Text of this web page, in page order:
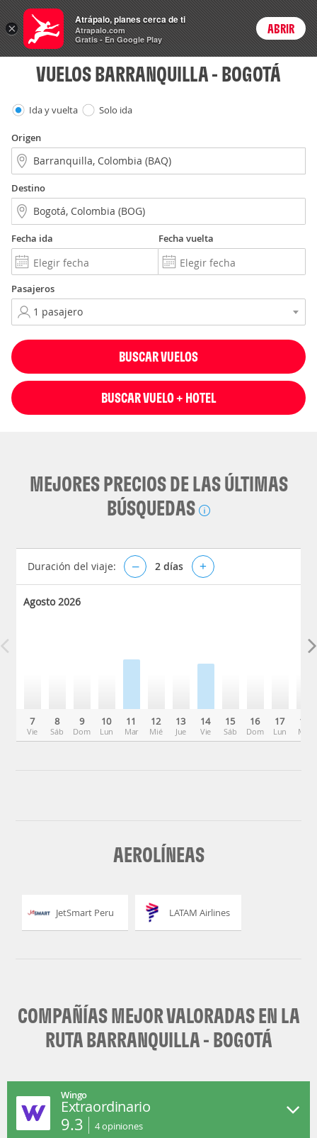
Vuelos Login
VUELOS BARRANQUILLA - BOGOTÁ
Ida y vuelta Solo ida
Origen
Destino
Fecha ida Fecha vuelta
Pasajeros
BUSCAR VUELOS
BUSCAR VUELO + HOTEL
MEJORES PRECIOS DE LAS ÚLTIMAS
BÚSQUEDAS
Duración del viaje: – 2 días +
Agosto 2026
7
Vie
8
Sáb
9
Dom
10
Lun
11
Mar
12
Mié
13
Jue
14
Vie
15
Sáb
16
Dom
17
Lun
18
Mar
AEROLÍNEAS
JetSmart Peru LATAM Airlines
COMPAÑÍAS MEJOR VALORADAS EN LA
RUTA BARRANQUILLA - BOGOTÁ
Wingo
Extraordinario
9.3 4opiniones
×
Atrápalo, planes cerca de ti
Atrapalo.com
Gratis - En Google Play
ABRIR